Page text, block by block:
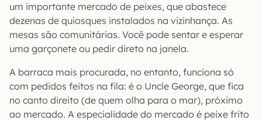
um importante mercado de peixes, que abastece
dezenas de quiosques instalados na vizinhança. As
mesas são comunitárias. Você pode sentar e esperar
uma garçonete ou pedir direto na janela.
A barraca mais procurada, no entanto, funciona só
com pedidos feitos na fila: é o Uncle George, que fica
no canto direito (de quem olha para o mar), próximo
ao mercado. A especialidade do mercado é peixe frito